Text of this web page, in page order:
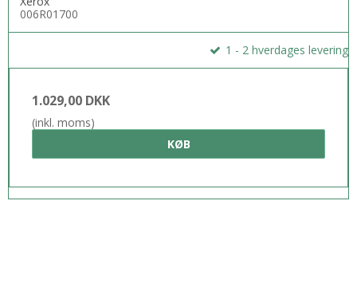
006R01700
1 - 2 hverdages levering
1.029,00 DKK
(inkl. moms)
KØB